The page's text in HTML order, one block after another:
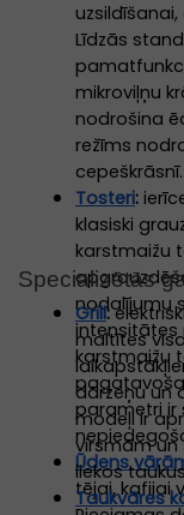
Līdzās
mikroviļņu
nodrošina
režīms
cepeškrāsnī.
Tosteri:
klasiski
karstmaižu
nodalījumu
intensitātes
karstmaižu
parametri ir
Ūdens
tējai, kafijai
Specializētās
Grili:
maltītes
dārzeņu un
modeļi ir
virsmām un
liekos
Taukvāres